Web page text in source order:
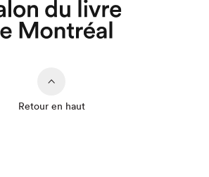
Retour en haut